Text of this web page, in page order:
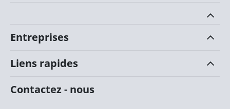
Entreprises
Liens rapides
Contactez - nous